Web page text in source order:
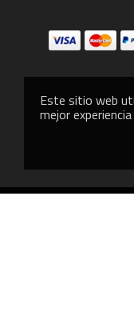
Este sitio web
mejor